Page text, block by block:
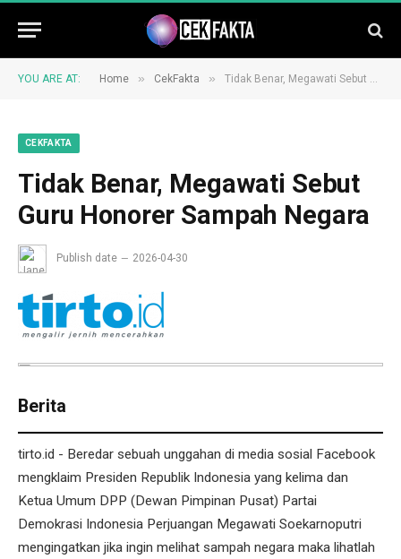
YOU ARE AT: Home » CekFakta » Tidak Benar, Megawati Sebut Guru Honorer Sampah Negara
CEKFAKTA
Tidak Benar, Megawati Sebut
Guru Honorer Sampah Negara
Publish date 2026-04-30
Berita
tirto.id - Beredar sebuah unggahan di media sosial Facebook
mengklaim Presiden Republik Indonesia yang kelima dan
Ketua Umum DPP (Dewan Pimpinan Pusat) Partai
Demokrasi Indonesia Perjuangan Megawati Soekarnoputri
mengingatkan jika ingin melihat sampah negara maka lihatlah